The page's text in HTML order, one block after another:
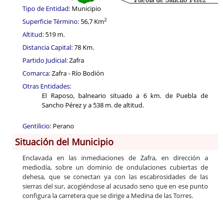
Población
Corporación
Correo-e gratis
Códigos para FACe
Tipo de Entidad: Municipio
Superficie Término: 56,7 Km2
Altitud: 519 m.
Distancia Capital:78 Km.
Partido Judicial:Zafra
Comarca:Zafra - Río Bodión
Otras Entidades:
El Raposo, balneario situado a 6 km. de Puebla de
Sancho Pérez y a 538 m. de altitud.
Gentilicio: Perano
Situación del Municipio
Enclavada en las inmediaciones de Zafra, en dirección a
mediodía, sobre un dominio de ondulaciones cubiertas de
dehesa, que se conectan ya con las escabrosidades de las
sierras del sur, acogiéndose al acusado seno que en ese punto
configura la carretera que se dirige a Medina de las Torres.